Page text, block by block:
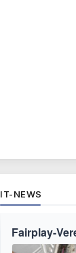
IT-NEWS
Fairplay-